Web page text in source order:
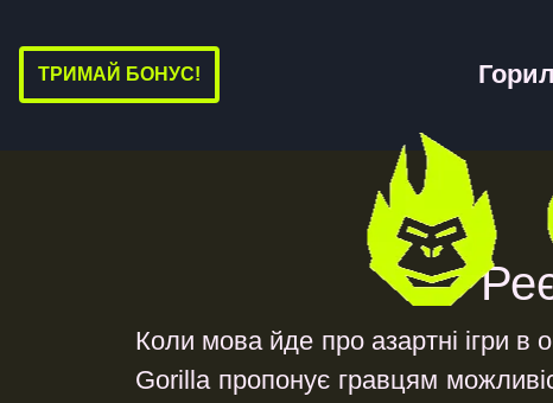
ТРИМАЙ БОНУС!
Коли мова йде про азартні ігри в
Gorilla пропонує гравцям